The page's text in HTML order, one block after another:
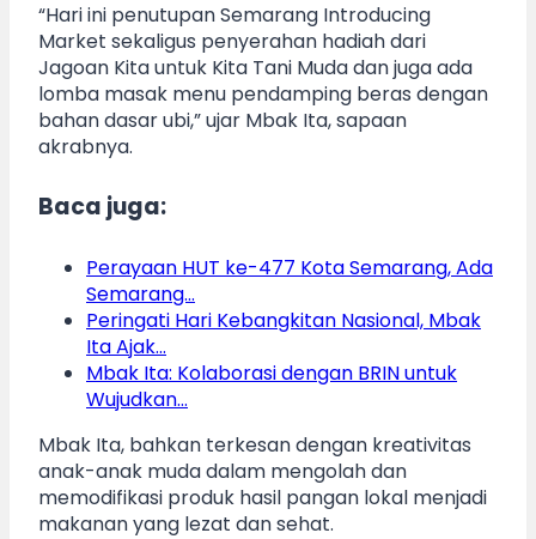
“Hari ini penutupan Semarang Introducing
Market sekaligus penyerahan hadiah dari
Jagoan Kita untuk Kita Tani Muda dan juga ada
lomba masak menu pendamping beras dengan
bahan dasar ubi,” ujar Mbak Ita, sapaan
akrabnya.
Baca juga:
Perayaan HUT ke-477 Kota Semarang, Ada
Semarang…
Peringati Hari Kebangkitan Nasional, Mbak
Ita Ajak…
Mbak Ita: Kolaborasi dengan BRIN untuk
Wujudkan…
Mbak Ita, bahkan terkesan dengan kreativitas
anak-anak muda dalam mengolah dan
memodifikasi produk hasil pangan lokal menjadi
makanan yang lezat dan sehat.